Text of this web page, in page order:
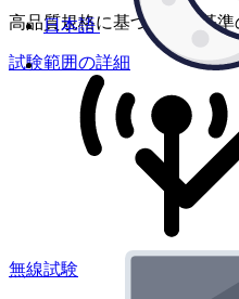
日本語
高品質規格に基づく国際基
試験範囲の詳細
無線試験